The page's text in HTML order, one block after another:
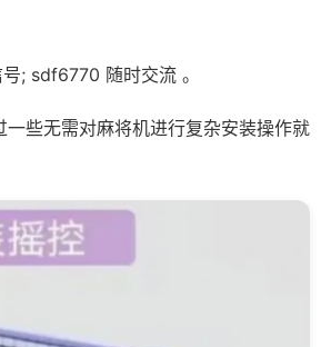
; sdf6770 随时交流 。
些无需对麻将机进行复杂安装操作就